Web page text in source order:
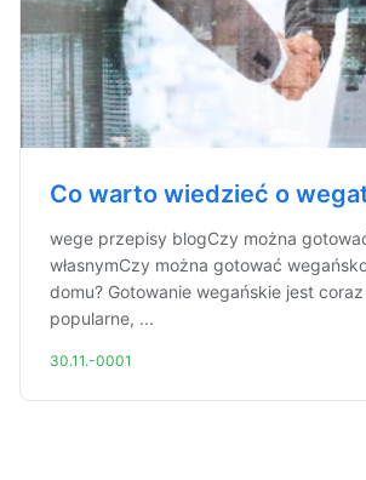
Co warto wiedzieć o
wege przepisy blogCzy można
własnymCzy można gotować
domu? Gotowanie wegańskie jest
popularne, ...
30.11.-0001